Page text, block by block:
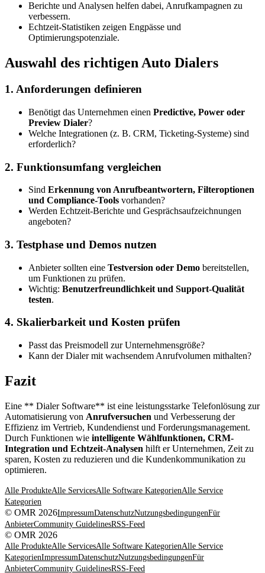
Berichte und Analysen helfen dabei, Anrufkampagnen zu
verbessern.
Echtzeit-Statistiken zeigen Engpässe und
Optimierungspotenziale.
Auswahl des richtigen Auto Dialers
1. Anforderungen definieren
Benötigt das Unternehmen einen Predictive, Power oder
Preview Dialer?
Welche Integrationen (z. B. CRM, Ticketing-Systeme) sind
erforderlich?
2. Funktionsumfang vergleichen
Sind Erkennung von Anrufbeantwortern, Filteroptionen
und Compliance-Tools vorhanden?
Werden Echtzeit-Berichte und Gesprächsaufzeichnungen
angeboten?
3. Testphase und Demos nutzen
Anbieter sollten eine Testversion oder Demo bereitstellen,
um Funktionen zu prüfen.
Wichtig: Benutzerfreundlichkeit und Support-Qualität
testen.
4. Skalierbarkeit und Kosten prüfen
Passt das Preismodell zur Unternehmensgröße?
Kann der Dialer mit wachsendem Anrufvolumen mithalten?
Fazit
Eine ** Dialer Software** ist eine leistungsstarke Telefonlösung zur
Automatisierung von Anrufversuchen und Verbesserung der
Effizienz im Vertrieb, Kundendienst und Forderungsmanagement.
Durch Funktionen wie intelligente Wählfunktionen, CRM-
Integration und Echtzeit-Analysen hilft er Unternehmen, Zeit zu
sparen, Kosten zu reduzieren und die Kundenkommunikation zu
optimieren.
Alle ProdukteAlle ServicesAlle Software KategorienAlle Service
Kategorien
© OMR 2026ImpressumDatenschutzNutzungsbedingungenFür
AnbieterCommunity GuidelinesRSS-Feed
© OMR 2026
Alle ProdukteAlle ServicesAlle Software KategorienAlle Service
KategorienImpressumDatenschutzNutzungsbedingungenFür
AnbieterCommunity GuidelinesRSS-Feed